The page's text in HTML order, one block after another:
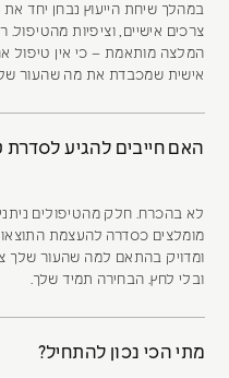
במהלך שיחת הייעוץ נבחן יחד את
צרכים אישיים, וציפיות
המלצה מותאמת – כי אין טיפול
אישית שמכבדת את מה שהעור
האם חייבים להגיע לסדרת
לא בהכרח. חלק מהטיפולים
מומלצים כסדרה להעצמת
ומדויק בהתאם למה שהעור שלך
ובלי לחץ. הבחירה תמיד שלך.
מתי הכי נכון להתחיל?